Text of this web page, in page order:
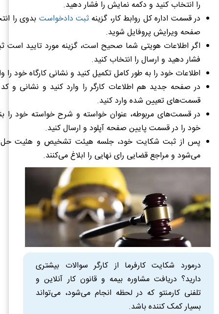
را انتخاب کنید و دکمه نمایش را فشار دهید.
در قسمت اداره کل روابط کار، گزینه ثبت دادخواست بدوی را
صفحه ویرایش پروفایل شوید.
اگر اطلاعات هویتی شما صحیح است، گزینه مورد تایید است
فشار دهید و ارسال را انتخاب کنید.
اطلاعات خود را به طور کامل تکمیل کنید و نشانی کارگاه خود را
در صفحه جدید هم اطلاعات کارگر را وارد کنید و نشانی و
قسمت‌های تعیین شده وارد کنید.
در قسمت‌های مربوطه، عنوان خواسته و شرح خواسته خود را
خود را در قسمت پایین صفحه آپلود و ارسال کنید.
پس از ثبت شکایت خود، جلسه هیئت تشخیص و هئیت حل
می‌شود و مراجع قضایی رای نهایی را ابلاغ می‌کنند.
درمورد شکایت کارفرما از کارگر سوالات بیشتری
دارید؟ دریافت مشاوره بیمه و قانون کار آنلاین و
تلفنی کارمنتو که در لحظه انجام می‌شود، می‌تواند
بسیار کمک کننده باشد.